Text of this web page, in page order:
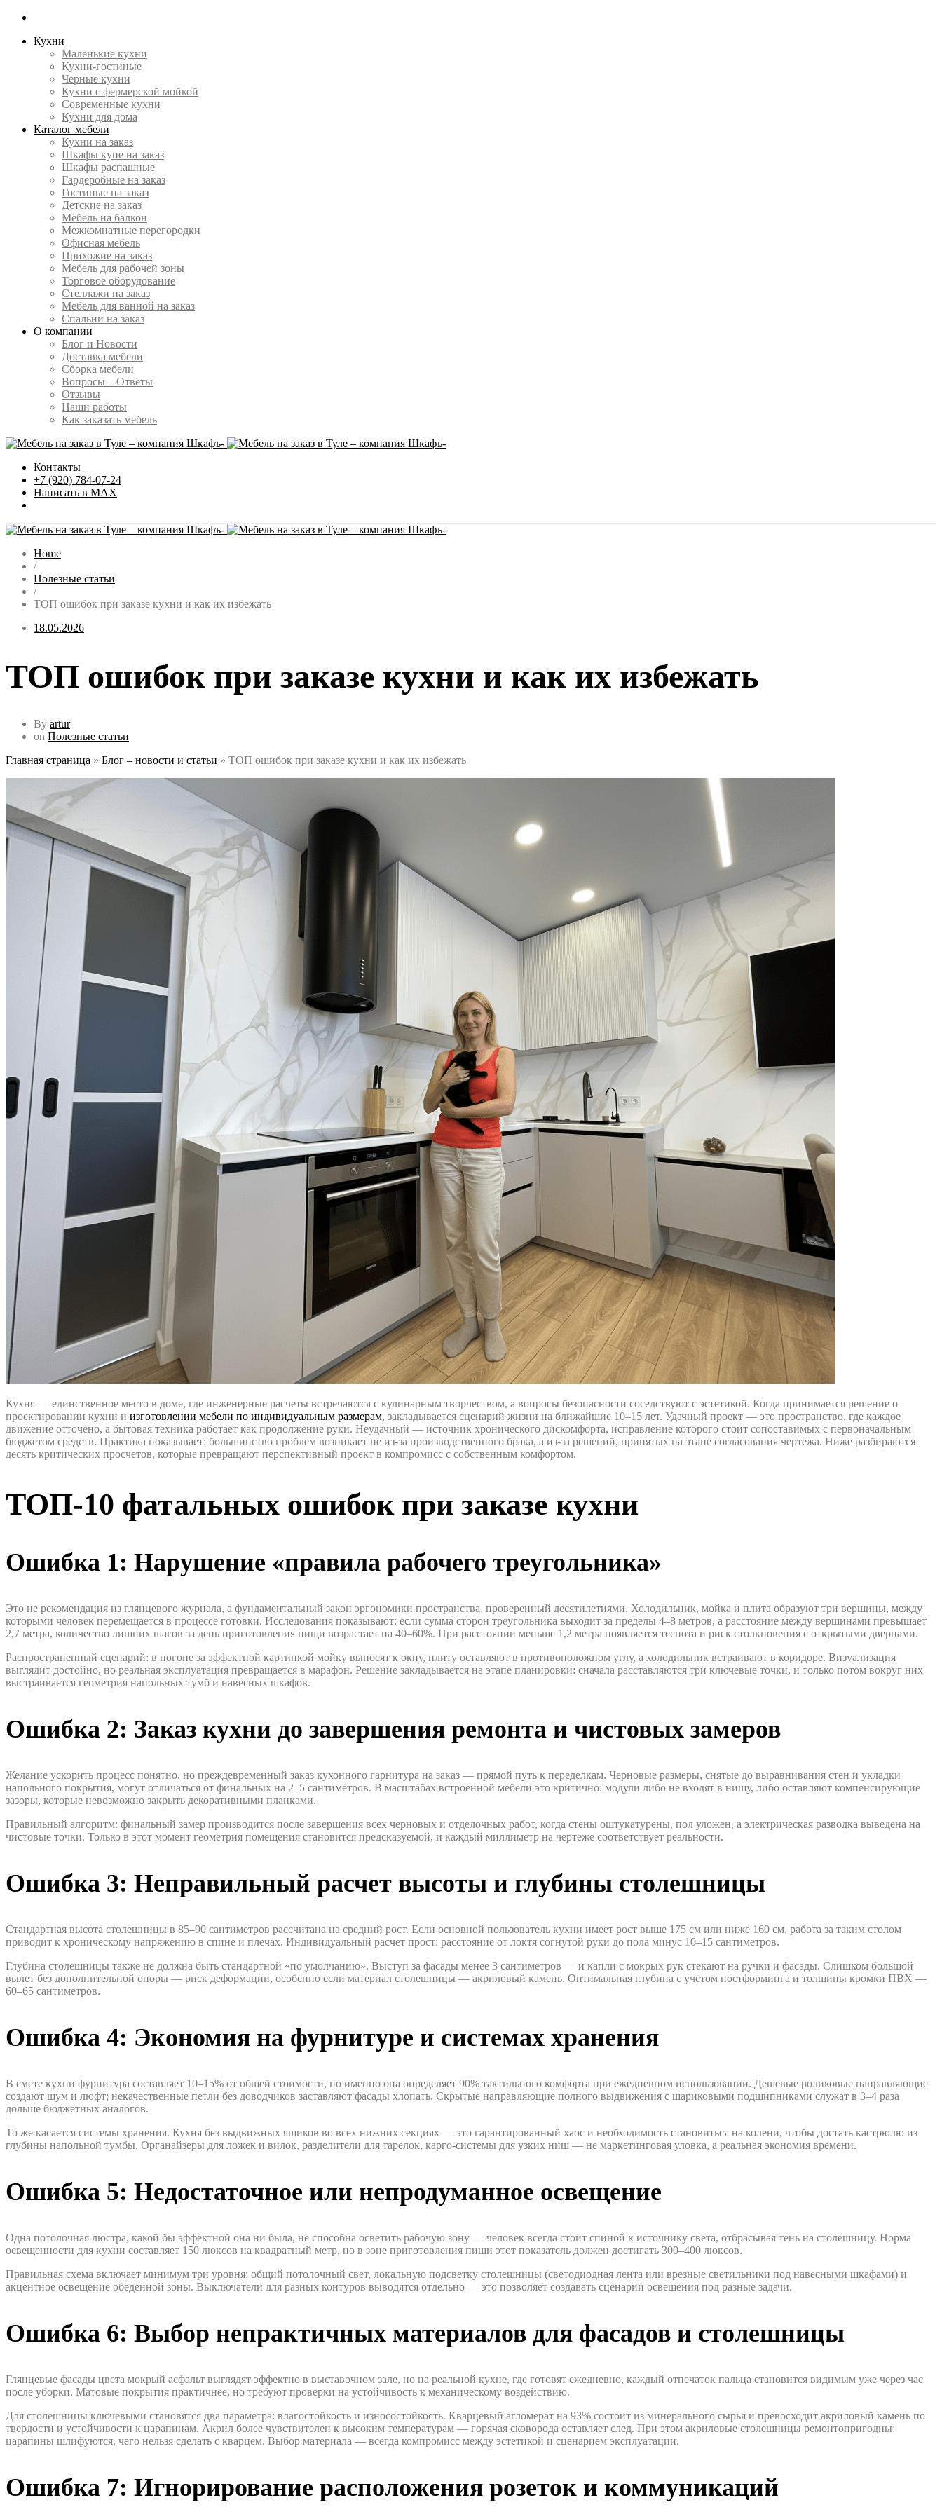
Кухни
Маленькие кухни
Кухни-гостиные
Черные кухни
Кухни с фермерской мойкой
Современные кухни
Кухни для дома
Каталог мебели
Кухни на заказ
Шкафы купе на заказ
Шкафы распашные
Гардеробные на заказ
Гостиные на заказ
Детские на заказ
Мебель на балкон
Межкомнатные перегородки
Офисная мебель
Прихожие на заказ
Мебель для рабочей зоны
Торговое оборудование
Cтеллажи на заказ
Мебель для ванной на заказ
Спальни на заказ
О компании
Блог и Новости
Доставка мебели
Сборка мебели
Вопросы – Ответы
Отзывы
Наши работы
Как заказать мебель
Контакты
+7 (920) 784-07-24
Написать в MAX
Home
/
Полезные статьи
/
ТОП ошибок при заказе кухни и как их избежать
18.05.2026
ТОП ошибок при заказе кухни и как их избежать
By artur
on Полезные статьи
Главная страница » Блог – новости и статьи » ТОП ошибок при заказе кухни и как их избежать
Кухня — единственное место в доме, где инженерные расчеты встречаются с кулинарным творчеством, а вопросы безопасности соседствуют с эстетикой. Когда принимается решение о
проектировании кухни и изготовлении мебели по индивидуальным размерам, закладывается сценарий жизни на ближайшие 10–15 лет. Удачный проект — это пространство, где каждое
движение отточено, а бытовая техника работает как продолжение руки. Неудачный — источник хронического дискомфорта, исправление которого стоит сопоставимых с первоначальным
бюджетом средств. Практика показывает: большинство проблем возникает не из-за производственного брака, а из-за решений, принятых на этапе согласования чертежа. Ниже разбираются
десять критических просчетов, которые превращают перспективный проект в компромисс с собственным комфортом.
ТОП-10 фатальных ошибок при заказе кухни
Ошибка 1: Нарушение «правила рабочего треугольника»
Это не рекомендация из глянцевого журнала, а фундаментальный закон эргономики пространства, проверенный десятилетиями. Холодильник, мойка и плита образуют три вершины, между
которыми человек перемещается в процессе готовки. Исследования показывают: если сумма сторон треугольника выходит за пределы 4–8 метров, а расстояние между вершинами превышает
2,7 метра, количество лишних шагов за день приготовления пищи возрастает на 40–60%. При расстоянии меньше 1,2 метра появляется теснота и риск столкновения с открытыми дверцами.
Распространенный сценарий: в погоне за эффектной картинкой мойку выносят к окну, плиту оставляют в противоположном углу, а холодильник встраивают в коридоре. Визуализация
выглядит достойно, но реальная эксплуатация превращается в марафон. Решение закладывается на этапе планировки: сначала расставляются три ключевые точки, и только потом вокруг них
выстраивается геометрия напольных тумб и навесных шкафов.
Ошибка 2: Заказ кухни до завершения ремонта и чистовых замеров
Желание ускорить процесс понятно, но преждевременный заказ кухонного гарнитура на заказ — прямой путь к переделкам. Черновые размеры, снятые до выравнивания стен и укладки
напольного покрытия, могут отличаться от финальных на 2–5 сантиметров. В масштабах встроенной мебели это критично: модули либо не входят в нишу, либо оставляют компенсирующие
зазоры, которые невозможно закрыть декоративными планками.
Правильный алгоритм: финальный замер производится после завершения всех черновых и отделочных работ, когда стены оштукатурены, пол уложен, а электрическая разводка выведена на
чистовые точки. Только в этот момент геометрия помещения становится предсказуемой, и каждый миллиметр на чертеже соответствует реальности.
Ошибка 3: Неправильный расчет высоты и глубины столешницы
Стандартная высота столешницы в 85–90 сантиметров рассчитана на средний рост. Если основной пользователь кухни имеет рост выше 175 см или ниже 160 см, работа за таким столом
приводит к хроническому напряжению в спине и плечах. Индивидуальный расчет прост: расстояние от локтя согнутой руки до пола минус 10–15 сантиметров.
Глубина столешницы также не должна быть стандартной «по умолчанию». Выступ за фасады менее 3 сантиметров — и капли с мокрых рук стекают на ручки и фасады. Слишком большой
вылет без дополнительной опоры — риск деформации, особенно если материал столешницы — акриловый камень. Оптимальная глубина с учетом постформинга и толщины кромки ПВХ —
60–65 сантиметров.
Ошибка 4: Экономия на фурнитуре и системах хранения
В смете кухни фурнитура составляет 10–15% от общей стоимости, но именно она определяет 90% тактильного комфорта при ежедневном использовании. Дешевые роликовые направляющие
создают шум и люфт; некачественные петли без доводчиков заставляют фасады хлопать. Скрытые направляющие полного выдвижения с шариковыми подшипниками служат в 3–4 раза
дольше бюджетных аналогов.
То же касается системы хранения. Кухня без выдвижных ящиков во всех нижних секциях — это гарантированный хаос и необходимость становиться на колени, чтобы достать кастрюлю из
глубины напольной тумбы. Органайзеры для ложек и вилок, разделители для тарелок, карго-системы для узких ниш — не маркетинговая уловка, а реальная экономия времени.
Ошибка 5: Недостаточное или непродуманное освещение
Одна потолочная люстра, какой бы эффектной она ни была, не способна осветить рабочую зону — человек всегда стоит спиной к источнику света, отбрасывая тень на столешницу. Норма
освещенности для кухни составляет 150 люксов на квадратный метр, но в зоне приготовления пищи этот показатель должен достигать 300–400 люксов.
Правильная схема включает минимум три уровня: общий потолочный свет, локальную подсветку столешницы (светодиодная лента или врезные светильники под навесными шкафами) и
акцентное освещение обеденной зоны. Выключатели для разных контуров выводятся отдельно — это позволяет создавать сценарии освещения под разные задачи.
Ошибка 6: Выбор непрактичных материалов для фасадов и столешницы
Глянцевые фасады цвета мокрый асфальт выглядят эффектно в выставочном зале, но на реальной кухне, где готовят ежедневно, каждый отпечаток пальца становится видимым уже через час
после уборки. Матовые покрытия практичнее, но требуют проверки на устойчивость к механическому воздействию.
Для столешницы ключевыми становятся два параметра: влагостойкость и износостойкость. Кварцевый агломерат на 93% состоит из минерального сырья и превосходит акриловый камень по
твердости и устойчивости к царапинам. Акрил более чувствителен к высоким температурам — горячая сковорода оставляет след. При этом акриловые столешницы ремонтопригодны:
царапины шлифуются, чего нельзя сделать с кварцем. Выбор материала — всегда компромисс между эстетикой и сценарием эксплуатации.
Ошибка 7: Игнорирование расположения розеток и коммуникаций